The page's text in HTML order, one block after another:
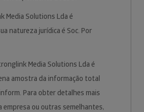
Media Solutions Lda é
natureza jurídica é Soc. Por
Media Solutions Lda é
amostra da informação total
Para obter detalhes mais
empresa ou outras semelhantes,